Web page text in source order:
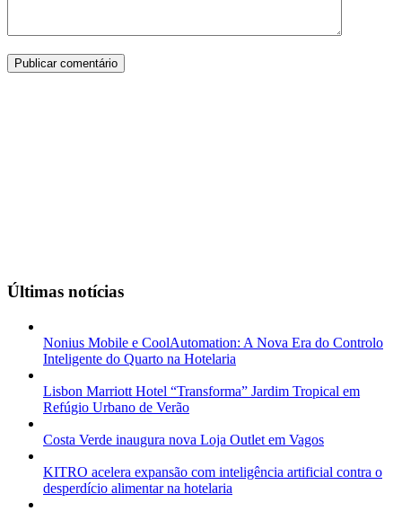
Últimas notícias
Nonius Mobile e CoolAutomation: A Nova Era do Controlo
Inteligente do Quarto na Hotelaria
Lisbon Marriott Hotel “Transforma” Jardim Tropical em
Refúgio Urbano de Verão
Costa Verde inaugura nova Loja Outlet em Vagos
KITRO acelera expansão com inteligência artificial contra o
desperdício alimentar na hotelaria